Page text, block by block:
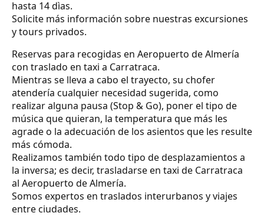
hasta 14 dìas.
Solicite más información sobre nuestras excursiones
y tours privados.
Reservas para recogidas en Aeropuerto de Almería
con traslado en taxi a Carratraca.
Mientras se lleva a cabo el trayecto, su chofer
atendería cualquier necesidad sugerida, como
realizar alguna pausa (Stop & Go), poner el tipo de
música que quieran, la temperatura que más les
agrade o la adecuación de los asientos que les resulte
más cómoda.
Realizamos también todo tipo de desplazamientos a
la inversa; es decir, trasladarse en taxi de Carratraca
al Aeropuerto de Almería.
Somos expertos en traslados interurbanos y viajes
entre ciudades.